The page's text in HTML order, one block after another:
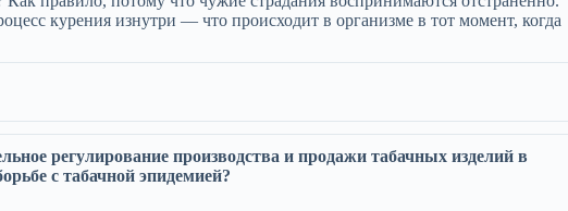
курения изнутри — что происходит в организме в тот момент, когда
регулирование производства и продажи табачных изделий в
с табачной эпидемией?